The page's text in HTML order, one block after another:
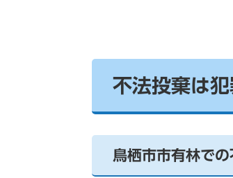
不法投棄は
鳥栖市市有林で